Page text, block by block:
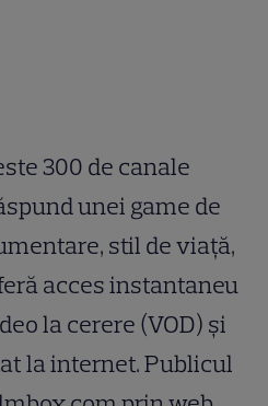
300 de canale
unei game de
stil de viață,
acces instantaneu
la cerere (VOD) și
la internet. Publicul